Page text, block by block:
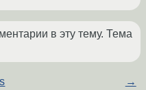
в эту тему. Тема
→